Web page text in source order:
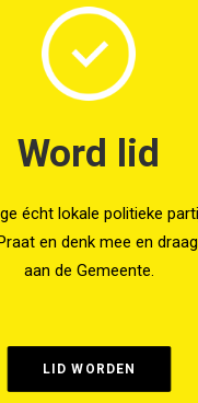
Word lid
écht lokale politieke
en denk mee en
aan de Gemeente.
LID WORDEN